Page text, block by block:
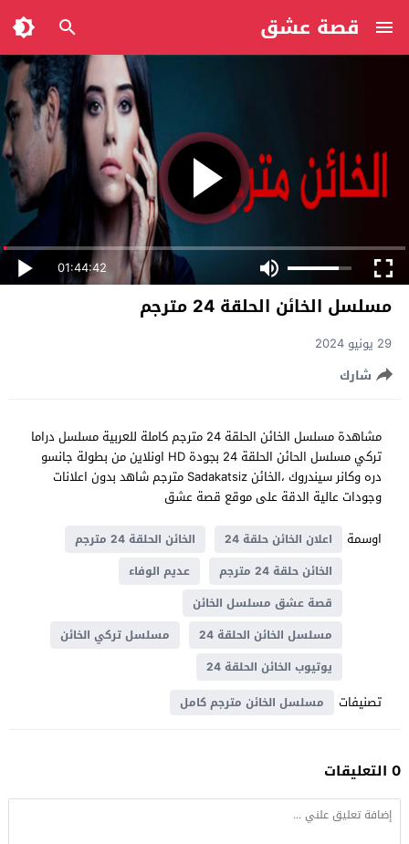
قصة عشق
01:44:42
مسلسل الخائن الحلقة 24 مترجم
29 يونيو 2024
شارك
مشاهدة مسلسل الخائن الحلقة 24 مترجم كاملة للعربية مسلسل دراما
تركي مسلسل الحائن الحلقة 24 بجودة HD اونلاين من بطولة جانسو
دره وكانر سيندروك ،الخائن Sadakatsiz مترجم شاهد بدون اعلانات
وجودات عالية الدقة على موقع قصة عشق
اوسمة
اعلان الخائن حلقة 24
الخائن الحلقة 24 مترجم
الخائن حلقة 24 مترجم
عديم الوفاء
قصة عشق مسلسل الخائن
مسلسل الخائن الحلقة 24
مسلسل تركي الخائن
يوتيوب الخائن الحلقة 24
تصنيفات مسلسل الخائن مترجم كامل
0 التعليقات